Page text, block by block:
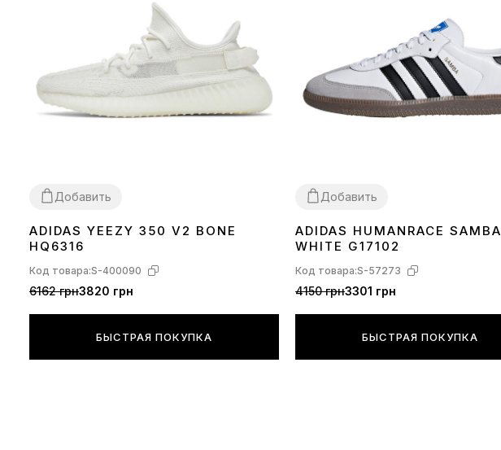
Добавить
36 3738 39 404142 43 444546
ADIDAS YEEZY 350 V2 BONE
HQ6316
Код товара:S-400090
6162 грн3820 грн
БЫСТРАЯ ПОКУПКА
Добавить
36 3738 39 404142434445
ADIDAS HUMANRACE SAMBA
WHITE G17102
Код товара:S-57273
4150 грн3301 грн
БЫСТРАЯ ПОКУПКА